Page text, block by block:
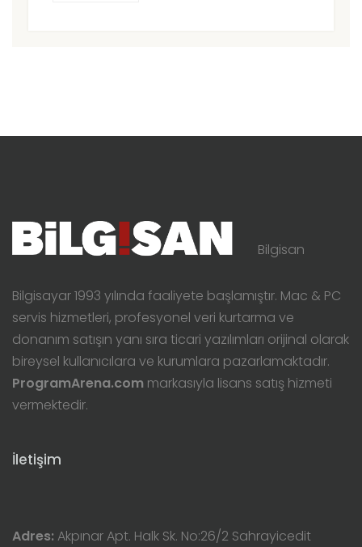
Bilgisan
Bilgisayar 1993 yılında faaliyete başlamıştır. Mac & PC
servis hizmetleri, profesyonel veri kurtarma ve
donanım satışın yanı sıra ticari yazılımları orijinal olarak
bireysel kullanıcılara ve kurumlara pazarlamaktadır.
ProgramArena.com markasıyla lisans satış hizmeti
vermektedir.
İletişim
Adres: Akpınar Apt. Halk Sk. No:26/2 Sahrayicedit